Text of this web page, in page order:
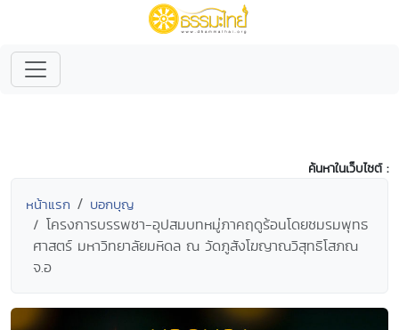
ค้นหาในเว็บไซต์ :
หน้าแรก บอกบุญ
โครงการบรรพชา-อุปสมบทหมู่ภาคฤดูร้อนโดยชมรมพุทธ
ศาสตร์ มหาวิทยาลัยมหิดล ณ วัดภูสังโฆญาณวิสุทธิโสภณ
จ.อ